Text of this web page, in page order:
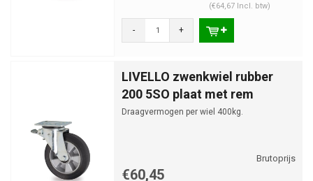
(€64,67 Incl. btw)
- +
LIVELLO zwenkwiel rubber
200 5SO plaat met rem
Draagvermogen per wiel 400kg.
€60,45